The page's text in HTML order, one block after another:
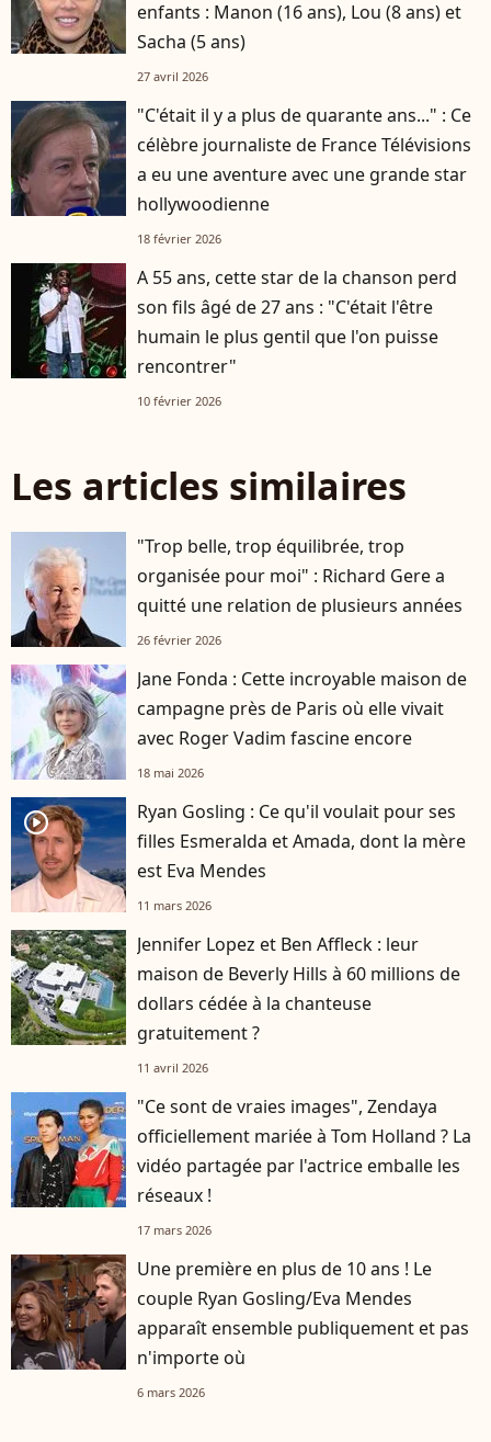
enfants : Manon (16 ans), Lou (8 ans) et
Sacha (5 ans)
27 avril 2026
"C'était il y a plus de quarante ans..." : Ce
célèbre journaliste de France Télévisions
a eu une aventure avec une grande star
hollywoodienne
18 février 2026
A 55 ans, cette star de la chanson perd
son fils âgé de 27 ans : "C'était l'être
humain le plus gentil que l'on puisse
rencontrer"
10 février 2026
Les articles similaires
"Trop belle, trop équilibrée, trop
organisée pour moi" : Richard Gere a
quitté une relation de plusieurs années
26 février 2026
Jane Fonda : Cette incroyable maison de
campagne près de Paris où elle vivait
avec Roger Vadim fascine encore
18 mai 2026
player2
Ryan Gosling : Ce qu'il voulait pour ses
filles Esmeralda et Amada, dont la mère
est Eva Mendes
11 mars 2026
Jennifer Lopez et Ben Affleck : leur
maison de Beverly Hills à 60 millions de
dollars cédée à la chanteuse
gratuitement ?
11 avril 2026
"Ce sont de vraies images", Zendaya
officiellement mariée à Tom Holland ? La
vidéo partagée par l'actrice emballe les
réseaux !
17 mars 2026
Une première en plus de 10 ans ! Le
couple Ryan Gosling/Eva Mendes
apparaît ensemble publiquement et pas
n'importe où
6 mars 2026